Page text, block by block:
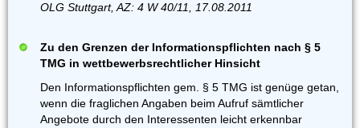
OLG Stuttgart, AZ: 4 W 40/11, 17.08.2011
Zu den Grenzen der Informationspflichten nach § 5
TMG in wettbewerbsrechtlicher Hinsicht
Den Informationspflichten gem. § 5 TMG ist genüge getan,
wenn die fraglichen Angaben beim Aufruf sämtlicher
Angebote durch den Interessenten leicht erkennbar